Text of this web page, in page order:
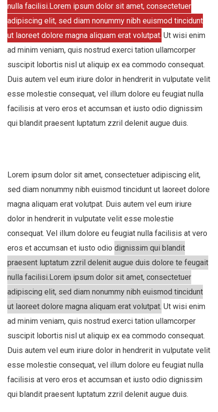
nulla facilisi.Lorem ipsum dolor sit amet, consectetuer
adipiscing elit, sed diam nonummy nibh euismod tincidunt
ut laoreet dolore magna aliquam erat volutpat. Ut wisi enim
ad minim veniam, quis nostrud exerci tation ullamcorper
suscipit lobortis nisl ut aliquip ex ea commodo consequat.
Duis autem vel eum iriure dolor in hendrerit in vulputate velit
esse molestie consequat, vel illum dolore eu feugiat nulla
facilisis at vero eros et accumsan et iusto odio dignissim
qui blandit praesent luptatum zzril delenit augue duis.
Lorem ipsum dolor sit amet, consectetuer adipiscing elit,
sed diam nonummy nibh euismod tincidunt ut laoreet dolore
magna aliquam erat volutpat. Duis autem vel eum iriure
dolor in hendrerit in vulputate velit esse molestie
consequat. Vel illum dolore eu feugiat nulla facilisis at vero
eros et accumsan et iusto odio dignissim qui blandit
praesent luptatum zzril delenit augue duis dolore te feugait
nulla facilisi.Lorem ipsum dolor sit amet, consectetuer
adipiscing elit, sed diam nonummy nibh euismod tincidunt
ut laoreet dolore magna aliquam erat volutpat. Ut wisi enim
ad minim veniam, quis nostrud exerci tation ullamcorper
suscipit lobortis nisl ut aliquip ex ea commodo consequat.
Duis autem vel eum iriure dolor in hendrerit in vulputate velit
esse molestie consequat, vel illum dolore eu feugiat nulla
facilisis at vero eros et accumsan et iusto odio dignissim
qui blandit praesent luptatum zzril delenit augue duis.